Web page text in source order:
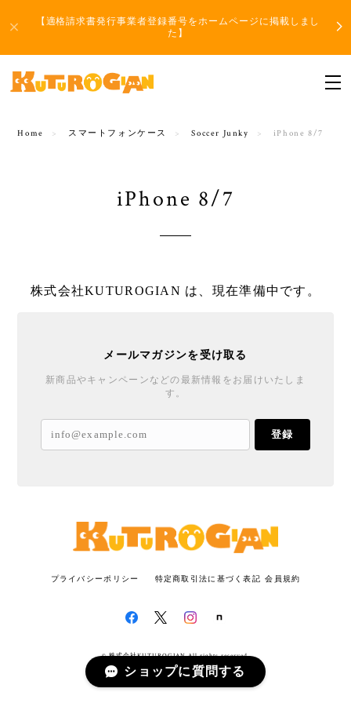
【適格請求書発行事業者登録番号をホームページに掲載しまし
た】
Home スマートフォンケース Soccer Junky iPhone 8/7
iPhone 8/7
株式会社KUTUROGIAN は、現在準備中です。
メールマガジンを受け取る
新商品やキャンペーンなどの最新情報をお届けいたしま
す。
登録
プライバシーポリシー 特定商取引法に基づく表記 会員規約
© 株式会社KUTUROGIAN All rights reserved.
ショップに質問する